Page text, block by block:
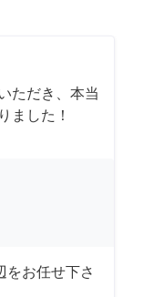
ただき、本当
ました！
をお任せ下さ